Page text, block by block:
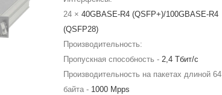
24 × 40GBASE-R4 (QSFP+)/100GBASE-R4
(QSFP28)
Производительность:
Пропускная способность - 2,4 Тбит/с
Производительность на пакетах длиной 64
байта - 1000 Mpps